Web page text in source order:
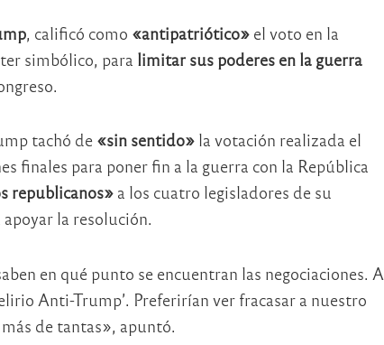
, calificó como «antipatriótico»el voto en la
simbólico, para limitar sus poderes en la guerra
tachó de «sin sentido»la votación realizada el
finales para poner fin a la guerra con la República
republicanos»a los cuatro legisladores de su
la resolución.
en qué punto se encuentran las negociaciones. A
Anti-Trump’. Preferirían ver fracasar a nuestro
de tantas», apuntó.